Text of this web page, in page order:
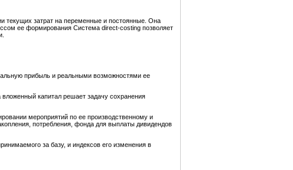
текущих затрат на переменные и постоянные. Она
ее формирования Система direct-costing позволяет
прибыль и реальными возможностями ее
капитал решает задачу сохранения
мероприятий по ее производственному и
потребления, фонда для выплаты дивидендов
за базу, и индексов его изменения в